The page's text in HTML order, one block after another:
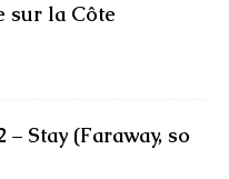
sur la Côte
– Stay (Faraway, so